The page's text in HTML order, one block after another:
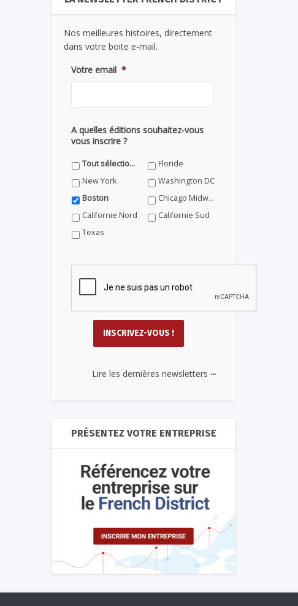
Nos meilleures histoires, directement
dans votre boite e-mail.
Votre email *
A quelles éditions souhaitez-vous
vous inscrire ?
Tout sélectionner
Floride
New York
Washington DC
Boston
Chicago Midwest
Californie Nord
Californie Sud
Texas
Lire les dernières newsletters ...
PRÉSENTEZ VOTRE ENTREPRISE